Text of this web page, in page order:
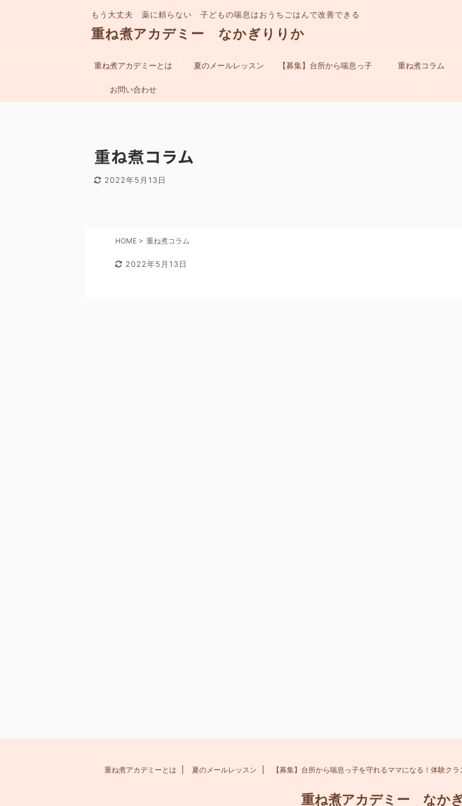
もう大丈夫 薬に頼らない 子どもの喘息はおうちごはんで改善できる
重ね煮アカデミー なかぎりりか
重ね煮アカデミーとは 夏のメールレッスン 【募集】台所から喘息っ子 重ね煮コラム
お問い合わせ
重ね煮コラム
2022年5月13日
HOME > 重ね煮コラム
2022年5月13日
重ね煮アカデミーとは 夏のメールレッスン 【募集】台所から喘息っ子を守れるママになる！体験クラ
重ね煮アカデミー なか